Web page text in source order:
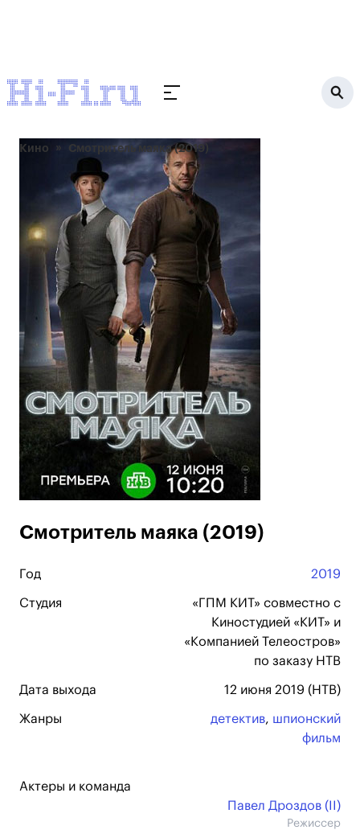
Кино Смотритель маяка (2019)
Смотритель маяка (2019)
Год 2019
Студия
«ГПМ КИТ» совместно с
Киностудией «КИТ» и
«Компанией Телеостров»
по заказу НТВ
Дата выхода 12 июня 2019 (НТВ)
Жанры детектив, шпионский
фильм
Актеры и команда
Павел Дроздов (II)
Режиссер